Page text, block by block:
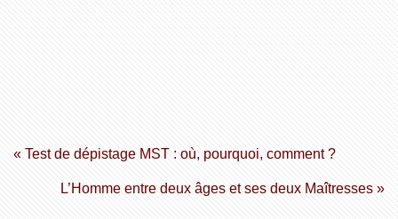
« Test de dépistage MST : où, pourquoi, comment ?
L’Homme entre deux âges et ses deux Maîtresses »